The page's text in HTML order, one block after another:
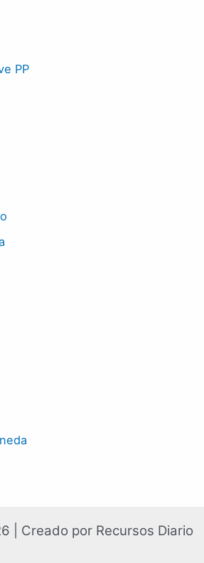
PP
| Creado por Recursos Diario